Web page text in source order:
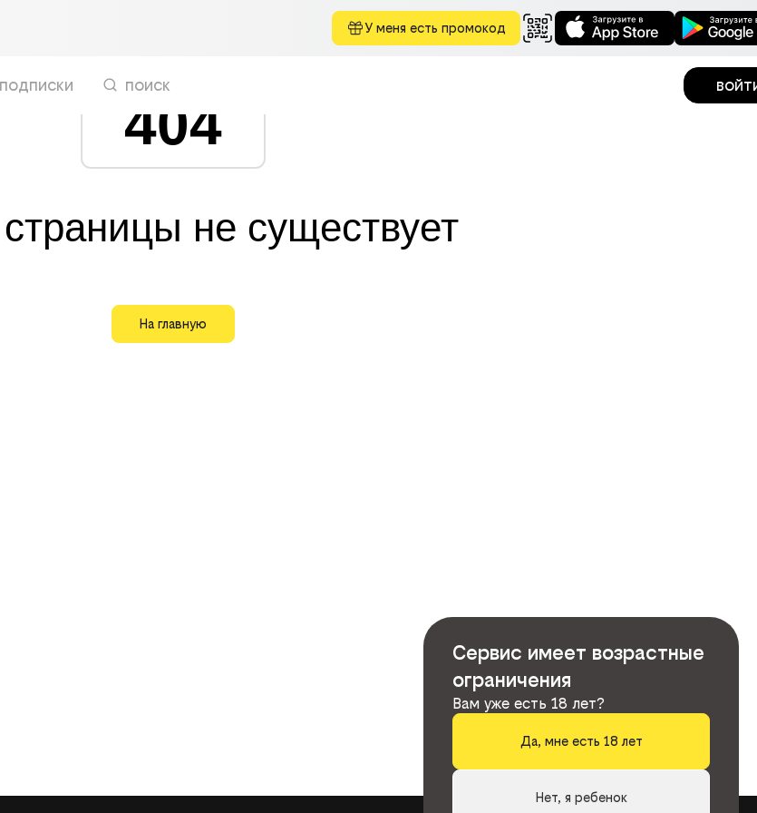
У меня есть промокод
подписки поиск
404
не существует
На главную
Сервис имеет возрастные
ограничения
Вам уже есть 18 лет?
Да, мне есть 18 лет
Нет, я ребенок